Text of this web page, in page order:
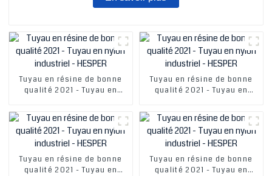
Tuyau en résine de bonne
qualité 2021 - Tuyau en
Tuyau en résine de bonne
qualité 2021 - Tuyau en
Tuyau en résine de bonne
qualité 2021 - Tuyau en
Tuyau en résine de bonne
qualité 2021 - Tuyau en